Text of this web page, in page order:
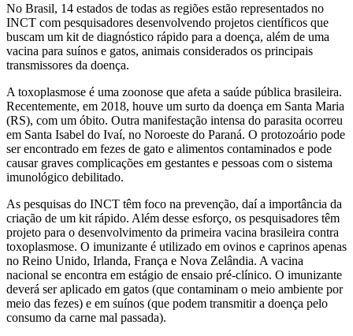
No Brasil, 14 estados de todas as regiões estão representados no
INCT com pesquisadores desenvolvendo projetos científicos que
buscam um kit de diagnóstico rápido para a doença, além de uma
vacina para suínos e gatos, animais considerados os principais
transmissores da doença.
A toxoplasmose é uma zoonose que afeta a saúde pública brasileira.
Recentemente, em 2018, houve um surto da doença em Santa Maria
(RS), com um óbito. Outra manifestação intensa do parasita ocorreu
em Santa Isabel do Ivaí, no Noroeste do Paraná. O protozoário pode
ser encontrado em fezes de gato e alimentos contaminados e pode
causar graves complicações em gestantes e pessoas com o sistema
imunológico debilitado.
As pesquisas do INCT têm foco na prevenção, daí a importância da
criação de um kit rápido. Além desse esforço, os pesquisadores têm
projeto para o desenvolvimento da primeira vacina brasileira contra
toxoplasmose. O imunizante é utilizado em ovinos e caprinos apenas
no Reino Unido, Irlanda, França e Nova Zelândia. A vacina
nacional se encontra em estágio de ensaio pré-clínico. O imunizante
deverá ser aplicado em gatos (que contaminam o meio ambiente por
meio das fezes) e em suínos (que podem transmitir a doença pelo
consumo da carne mal passada).